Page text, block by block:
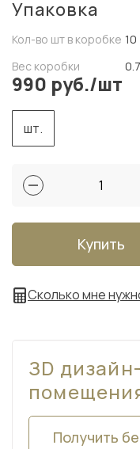
Упаковка
Кол-во шт в коробке 10
Вес коробки
990 руб./шт
шт.
Купить
Сколько мне
ЗD
Получить